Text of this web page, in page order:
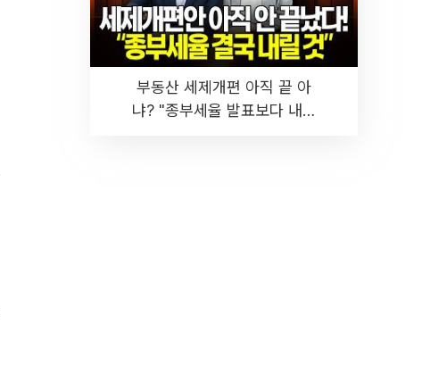
부동산 세제개편 아직 끝 아
냐? "종부세율 발표보다 내릴